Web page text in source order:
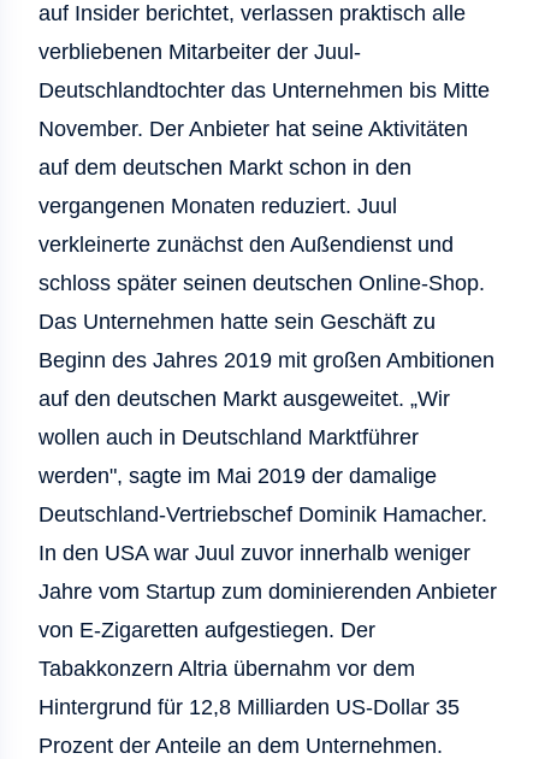
auf Insider berichtet, verlassen praktisch alle
verbliebenen Mitarbeiter der Juul-
Deutschlandtochter das Unternehmen bis Mitte
November. Der Anbieter hat seine Aktivitäten
auf dem deutschen Markt schon in den
vergangenen Monaten reduziert. Juul
verkleinerte zunächst den Außendienst und
schloss später seinen deutschen Online-Shop.
Das Unternehmen hatte sein Geschäft zu
Beginn des Jahres 2019 mit großen Ambitionen
auf den deutschen Markt ausgeweitet. „Wir
wollen auch in Deutschland Marktführer
werden", sagte im Mai 2019 der damalige
Deutschland-Vertriebschef Dominik Hamacher.
In den USA war Juul zuvor innerhalb weniger
Jahre vom Startup zum dominierenden Anbieter
von E-Zigaretten aufgestiegen. Der
Tabakkonzern Altria übernahm vor dem
Hintergrund für 12,8 Milliarden US-Dollar 35
Prozent der Anteile an dem Unternehmen.